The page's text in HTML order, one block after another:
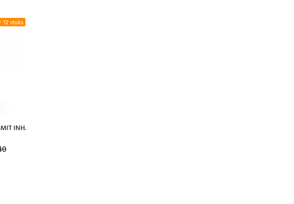
12 stuks
INH.